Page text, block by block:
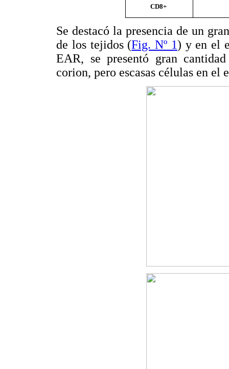
CD8+
Se destacó la presencia de un
de los tejidos (Fig. Nº 1) y en el
EAR, se presentó gran
corion, pero escasas células en el